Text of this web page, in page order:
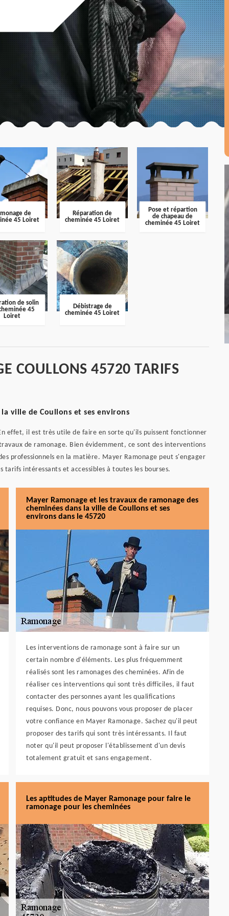
de
45 Loiret
Réparation de
cheminée 45 Loiret
Pose et répartion
de chapeau de
cheminée 45 Loiret
de solin
45
Loiret
Débistrage de
cheminée 45 Loiret
COULLONS 45720 TARIFS
ville de Coullons et ses environs
effet, il est très utile de faire en sorte qu'ils puissent fonctionner
de ramonage. Bien évidemment, ce sont des interventions
professionnels en la matière. Mayer Ramonage peut s'engager
intéressants et accessibles à toutes les bourses.
Mayer Ramonage et les travaux de ramonage des
cheminées dans la ville de Coullons et ses
environs dans le 45720
Les interventions de ramonage sont à faire sur un
certain nombre d'éléments. Les plus fréquemment
réalisés sont les ramonages des cheminées. Afin de
réaliser ces interventions qui sont très difficiles, il faut
contacter des personnes ayant les qualifications
requises. Donc, nous pouvons vous proposer de placer
votre confiance en Mayer Ramonage. Sachez qu'il peut
proposer des tarifs qui sont très intéressants. Il faut
noter qu'il peut proposer l'établissement d'un devis
totalement gratuit et sans engagement.
Les aptitudes de Mayer Ramonage pour faire le
ramonage pour les cheminées